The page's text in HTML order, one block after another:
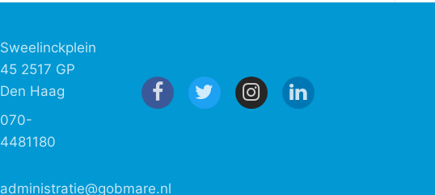
Sweelinckplein
45 2517 GP
Den Haag
070-
4481180
administratie@gobmare.nl